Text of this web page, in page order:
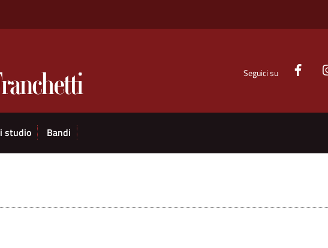
Seguici su
studio Bandi